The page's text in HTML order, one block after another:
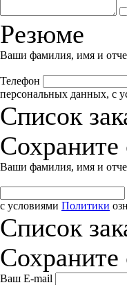
Резюме
Ваши фамилия, имя и
Телефон
персональных данных, с
Список
Сохраните
Ваши фамилия, имя и
с условиями Политики
Список
Сохраните
Ваш E-mail